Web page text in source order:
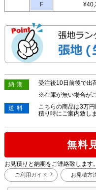
F
納期
受注後10日前後で出
※在庫が無い場合が
送料
こちらの商品は3万
積り時にご案内致しま
無料
お見積りと納期をご連絡致します
ご利用ガイド お見積方